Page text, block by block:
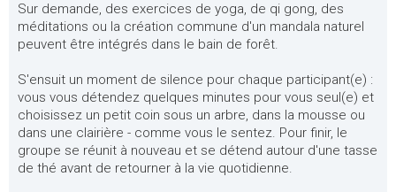
Sur demande, des exercices de yoga, de qi gong, des
méditations ou la création commune d'un mandala naturel
peuvent être intégrés dans le bain de forêt.
S'ensuit un moment de silence pour chaque participant(e) :
vous vous détendez quelques minutes pour vous seul(e) et
choisissez un petit coin sous un arbre, dans la mousse ou
dans une clairière - comme vous le sentez. Pour finir, le
groupe se réunit à nouveau et se détend autour d'une tasse
de thé avant de retourner à la vie quotidienne.